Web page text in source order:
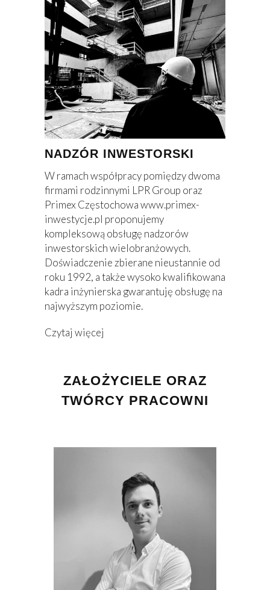
NADZÓR INWESTORSKI
W ramach współpracy pomiędzy dwoma
firmami rodzinnymi LPR Group oraz
Primex Częstochowawww.primex-
inwestycje.pl proponujemy
kompleksową obsługę nadzorów
inwestorskich wielobranżowych.
Doświadczenie zbierane nieustannie od
roku 1992, a także wysoko kwalifikowana
kadra inżynierska gwarantuję obsługę na
najwyższym poziomie.
Czytaj więcej
ZAŁOŻYCIELE ORAZ
TWÓRCY PRACOWNI